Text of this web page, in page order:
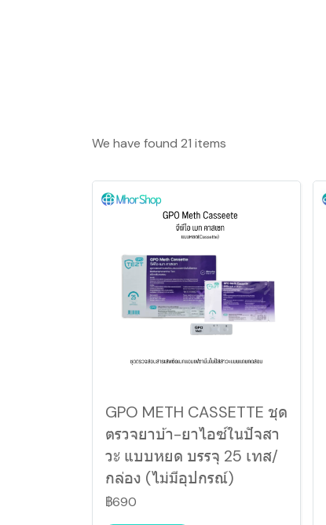
We have found 21 items
GPO METH CASSETTE ชุด
ตรวจยาบ้า-ยาไอซ์ในปัจสา
วะ แบบหยด บรรจุ 25 เทส/
กล่อง (ไม่มีอุปกรณ์)
฿690